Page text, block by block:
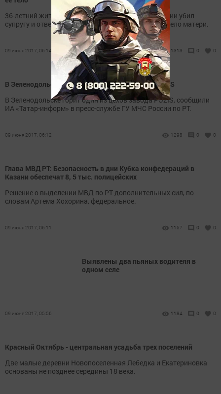
36-летний житель Дюртюлинского района Башкирии убил
супругу и отвел малолетних детей посмотреть на тело матери.
09 июня 2017, 06:14 1313 0 0
В Зеленодольске горит один из цехов завода POZIS
В Зеленодольске горит один из цехов завода POZIS, сообщили
ИА «Татар-информ» в пресс-службе ГУ МЧС России по РТ.
09 июня 2017, 06:12 1298 0 0
Глава МВД РТ: Безопасность в дни Кубка конфедераций в
Казани обеспечат 8, 5 тыс. полицейских
Решение о выделении МВД по РТ дополнительных сил, по
словам Артема Хохорина, федеральное.
09 июня 2017, 06:11 1157 0 0
Выявлены два пьяных водителя в
одном селе
09 июня 2017, 05:56 1184 0 0
Красный Октябрь - центральная усадьба трех поселений
Две малые деревни Новопоселенная Лебедка и Екатериновка
основаны не позднее середины 18 века.